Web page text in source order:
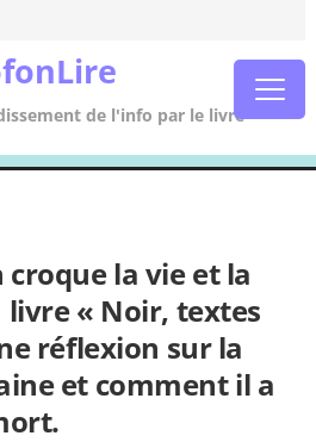
de l'info par le livre
croque la vie et la
« Noir, textes
réflexion sur la
et comment il a